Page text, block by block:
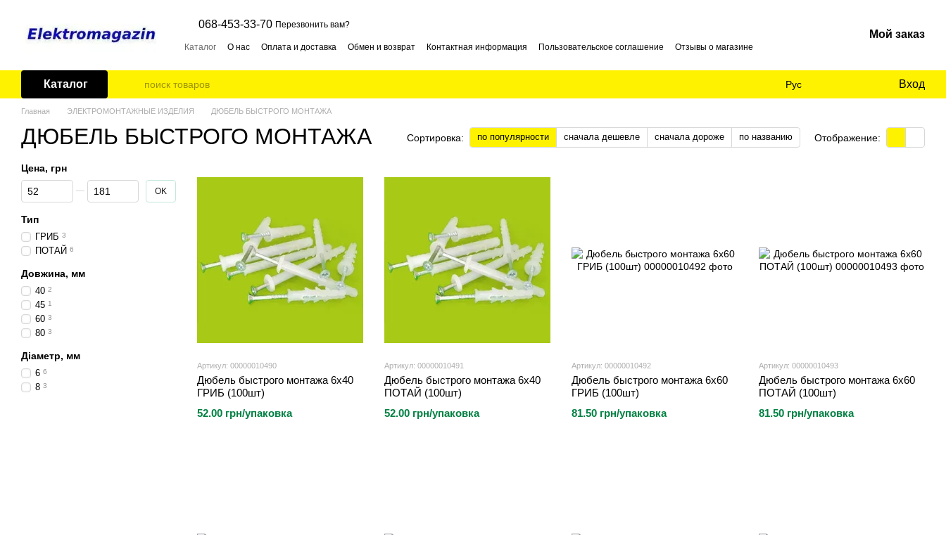
068-453-33-70 Перезвонить вам?
Каталог О нас Оплата и доставка Обмен и возврат Контактная информация Пользовательское соглашение Отзывы о магазине
Мой заказ
Каталог Рус Вход
Главная ЭЛЕКТРОМОНТАЖНЫЕ ИЗДЕЛИЯ ДЮБЕЛЬ БЫСТРОГО МОНТАЖА
ДЮБЕЛЬ БЫСТРОГО МОНТАЖА Сортировка: по популярности сначала дешевле сначала дороже по названию Отображение:
Артикул: 00000010490
Дюбель быстрого монтажа 6х40
ГРИБ (100шт)
52.00 грн/упаковка
Артикул: 00000010491
Дюбель быстрого монтажа 6х40
ПОТАЙ (100шт)
52.00 грн/упаковка
Артикул: 00000010492
Дюбель быстрого монтажа 6х60
ГРИБ (100шт)
81.50 грн/упаковка
Артикул: 00000010493
Дюбель быстрого монтажа 6х60
ПОТАЙ (100шт)
81.50 грн/упаковка
Цена, грн
От Цена, грн
До Цена, грн OK
Тип
ГРИБ 3
ПОТАЙ 6
Довжина, мм
40 2
45 1
60 3
80 3
Діаметр, мм
6 6
8 3